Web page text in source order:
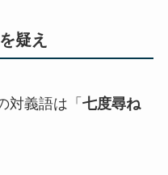
疑え
対義語は「 七度尋ね